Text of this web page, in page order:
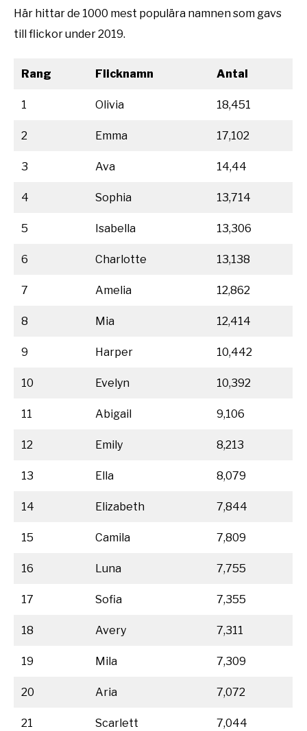
Här hittar de 1000 mest populära namnen som gavs
till flickor under 2019.
Rang Flicknamn Antal
1 Olivia 18,451
2 Emma 17,102
3 Ava 14,44
4 Sophia 13,714
5 Isabella 13,306
6 Charlotte 13,138
7 Amelia 12,862
8 Mia 12,414
9 Harper 10,442
10 Evelyn 10,392
11 Abigail 9,106
12 Emily 8,213
13 Ella 8,079
14 Elizabeth 7,844
15 Camila 7,809
16 Luna 7,755
17 Sofia 7,355
18 Avery 7,311
19 Mila 7,309
20 Aria 7,072
21 Scarlett 7,044